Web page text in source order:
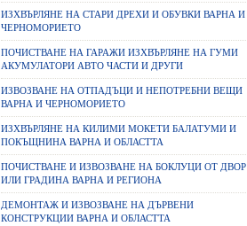
ИЗХВЪРЛЯНЕ НА СТАРИ ДРЕХИ И ОБУВКИ ВАРНА И
ЧЕРНОМОРИЕТО
ПОЧИСТВАНЕ НА ГАРАЖИ ИЗХВЪРЛЯНЕ НА ГУМИ
АКУМУЛАТОРИ АВТО ЧАСТИ И ДРУГИ
ИЗВОЗВАНЕ НА ОТПАДЪЦИ И НЕПОТРЕБНИ ВЕЩИ
ВАРНА И ЧЕРНОМОРИЕТО
ИЗХВЪРЛЯНЕ НА КИЛИМИ МОКЕТИ БАЛАТУМИ И
ПОКЪЩНИНА ВАРНА И ОБЛАСТТА
ПОЧИСТВАНЕ И ИЗВОЗВАНЕ НА БОКЛУЦИ ОТ ДВОР
ИЛИ ГРАДИНА ВАРНА И РЕГИОНА
ДЕМОНТАЖ И ИЗВОЗВАНЕ НА ДЪРВЕНИ
КОНСТРУКЦИИ ВАРНА И ОБЛАСТТА